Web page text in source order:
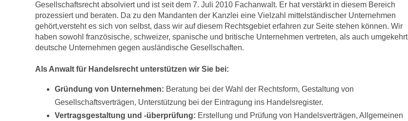
Gesellschaftsrecht absolviert und ist seit dem 7. Juli 2010 Fachanwalt. Er hat verstärkt in diesem Bereich
prozessiert und beraten. Da zu den Mandanten der Kanzlei eine Vielzahl mittelständischer Unternehmen
gehört,versteht es sich von selbst, dass wir auf diesem Rechtsgebiet erfahren zur Seite stehen können. Wir
haben sowohl französische, schweizer, spanische und britische Unternehmen vertreten, als auch umgekehrt
deutsche Unternehmen gegen ausländische Gesellschaften.
Als Anwalt für Handelsrecht unterstützen wir Sie bei:
Gründung von Unternehmen: Beratung bei der Wahl der Rechtsform, Gestaltung von
Gesellschaftsverträgen, Unterstützung bei der Eintragung ins Handelsregister.
Vertragsgestaltung und -überprüfung: Erstellung und Prüfung von Handelsverträgen, Allgemeinen